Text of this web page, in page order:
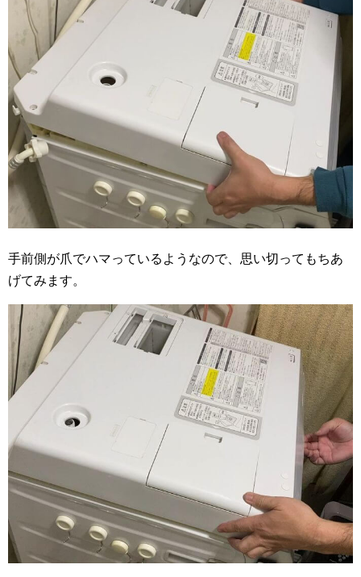
手前側が爪でハマっているようなので、思い切ってもちあ
げてみます。